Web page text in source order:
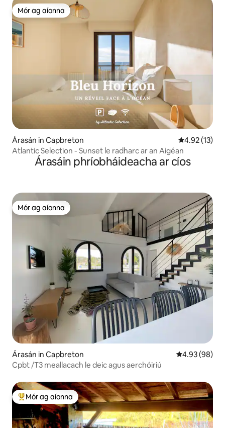
Mór ag aíonna
Mór ag aíonna
Árasán in Capbreton Meánrátáil
4.92 (13)
Atlantic Selection - Sunset le radharc ar an Aigéan
Árasáin phríobháideacha ar cíos
Mór ag aíonna
Mór ag aíonna
Árasán in Capbreton Meánrátáil
4.93 (98)
Cpbt /T3 meallacach le deic agus aerchóiriú
An-mhór ag aíonna
Mór ag aíonna